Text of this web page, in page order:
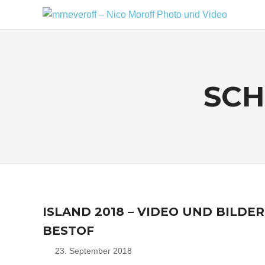
und
ISLAND 2018 – VIDEO UND BILDER
BESTOF
23. September 2018